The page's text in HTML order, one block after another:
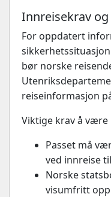
Innreisekrav
For oppdatert
bør norske
reiseinformasjon
Viktige krav å være
Passet må
ved innreise
Norske
visumfritt